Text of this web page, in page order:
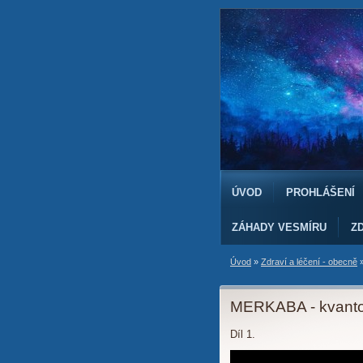
ÚVOD PROHLÁŠENÍ
ZÁHADY VESMÍRU
Úvod » Zdraví a léčení - obecně
MERKABA -
Díl 1.